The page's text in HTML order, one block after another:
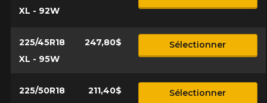
XL - 92W
225/45R18
XL - 95W
247,80$ Sélectionner
225/50R18
211,40$ Sélectionner